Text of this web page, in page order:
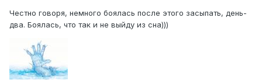
Честно говоря, немного боялась после этого засыпать, день-
два. Боялась, что так и не выйду из сна)))